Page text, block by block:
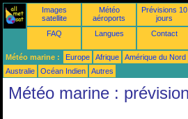
Images
satellite
Météo
aéroports
Prévisions 10
jours
FAQ Langues Contact
Météo marine : Europe Afrique Amérique du Nord
Australie
Océan Indien Autres
Météo marine :